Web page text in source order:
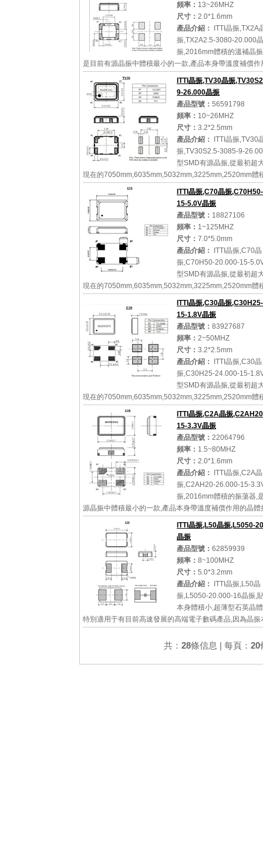
詳細參數 查看大圖
頻率： 13~26MHZ
尺寸： 2.0*1.6mm
產品介紹：
ITTI晶振,TX2A
振,TX2A2.5-3080-20.000晶
振,2016mm體積的溫補晶
是目前有源晶振中體積最小的一款,產品本身帶溫度補償作
振蕩器,該體積產品最適合于GPS,以及衛星通訊系統,智能
用途的高穩定的頻...
詳細參數 查看大圖
ITTI晶振,TV30晶振
9-26.000晶振
產品型號： 56591798
頻率： 10~26MHZ
尺寸： 3.2*2.5mm
產品介紹：
ITTI晶振,TV30
振,TV30S2.5-3085-9-
型SMD有源晶振,從最初超
現在的7050mm,6035mm,5032mm,3225mm,2520mm體
天覆地的改變,體積的變小也使產品帶來了更高的穩定性能
石英晶體振蕩器...
詳細參數 查看大圖
ITTI晶振,C70晶振
15-5.0V晶振
產品型號： 18827106
頻率： 1~125MHZ
尺寸： 7.0*5.0mm
產品介紹：
ITTI晶振,C70晶
振,C70H50-20.000-15-
型SMD有源晶振,從最初超
現在的7050mm,6035mm,5032mm,3225mm,2520mm體
天覆地的改變,體積的變小也使產品帶來了更高的穩定性能
石英晶體振蕩器,...
詳細參數 查看大圖
ITTI晶振,C30晶振
15-1.8V晶振
產品型號： 83927687
頻率： 2~50MHZ
尺寸： 3.2*2.5mm
產品介紹：
ITTI晶振,C30晶
振,C30H25-24.000-15-
型SMD有源晶振,從最初超
現在的7050mm,6035mm,5032mm,3225mm,2520mm體
天覆地的改變,體積的變小也使產品帶來了更高的穩定性能
石英晶體振蕩器,...
詳細參數 查看大圖
ITTI晶振,C2A晶振
15-3.3V晶振
產品型號： 22064796
頻率： 1.5~80MHZ
尺寸： 2.0*1.6mm
產品介紹：
ITTI晶振,C2A晶
振,C2AH20-26.000-15-
振,2016mm體積的振蕩器,
源晶振中體積最小的一款,產品本身帶溫度補償作用的晶體
體積產品最適合于GPS,以及衛星通訊系統,智能電話等多
定的頻率溫度...
詳細參數 查看大圖
ITTI晶振,L50晶振,L5050-
晶振
產品型號： 62859939
頻率： 8~100MHZ
尺寸： 5.0*3.2mm
產品介紹：
ITTI晶振,L50晶
振,L5050-20.000-16晶振,
本身體積小,超薄型石英晶
特別適用于有目前高速發展的高端電子數碼產品,因為晶振
共： 28條信息 | 每頁： 20